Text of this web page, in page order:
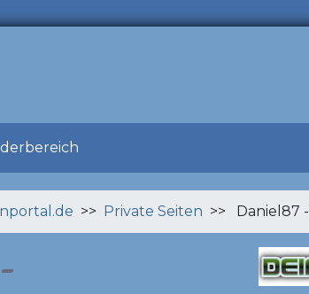
>> Private Seiten >> Daniel87 -